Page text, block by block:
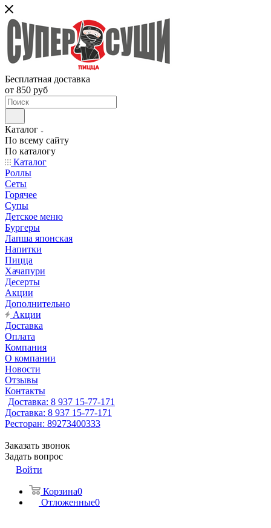
Бесплатная доставка
от 850 руб
Каталог
По всему сайту
По каталогу
Каталог
Роллы
Сеты
Горячее
Супы
Детское меню
Бургеры
Лапша японская
Напитки
Пицца
Хачапури
Десерты
Акции
Дополнительно
Акции
Доставка
Оплата
Компания
О компании
Новости
Отзывы
Контакты
Доставка: 8 937 15-77-171
Доставка: 8 937 15-77-171
Ресторан: 89273400333
Заказать звонок
Задать вопрос
Войти
Корзина0
Отложенные0